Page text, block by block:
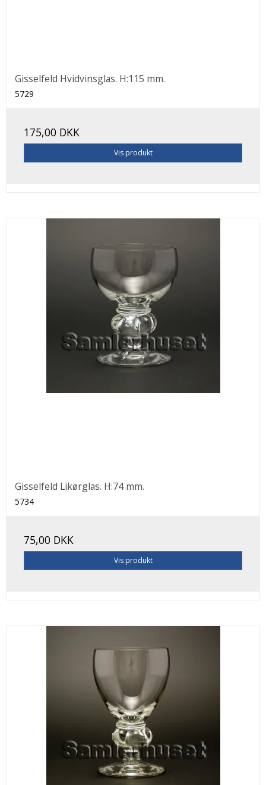
Gisselfeld Hvidvinsglas. H:115 mm.
5729
175,00 DKK
Vis produkt
Gisselfeld Likørglas. H:74 mm.
5734
75,00 DKK
Vis produkt